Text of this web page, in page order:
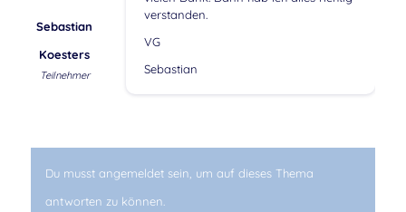
Sebastian
Koesters
Teilnehmer
verstanden.
VG
Sebastian
Du musst angemeldet sein, um auf dieses Thema
antworten zu können.